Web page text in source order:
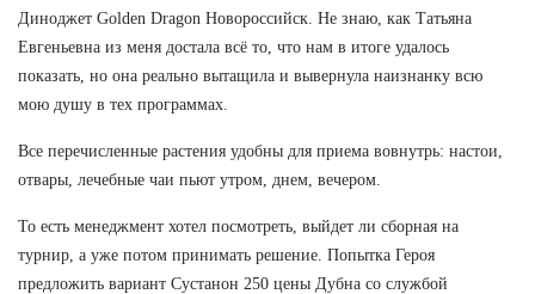
Диноджет Golden Dragon Новороссийск. Не знаю, как Татьяна
Евгеньевна из меня достала всё то, что нам в итоге удалось
показать, но она реально вытащила и вывернула наизнанку всю
мою душу в тех программах.
Все перечисленные растения удобны для приема вовнутрь: настои,
отвары, лечебные чаи пьют утром, днем, вечером.
То есть менеджмент хотел посмотреть, выйдет ли сборная на
турнир, а уже потом принимать решение. Попытка Героя
предложить вариант Сустанон 250 цены Дубна со службой